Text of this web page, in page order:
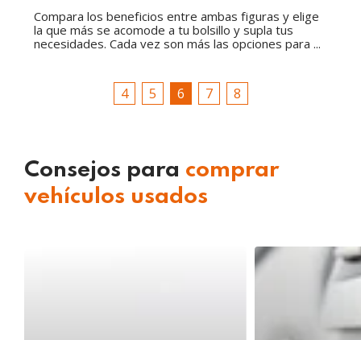
Compara los beneficios entre ambas figuras y elige
la que más se acomode a tu bolsillo y supla tus
necesidades. Cada vez son más las opciones para ...
Primera
4 5 6 7 8
Consejos para comprar
vehículos usados